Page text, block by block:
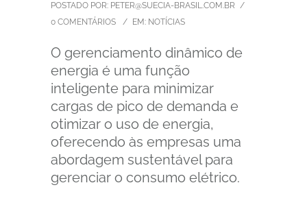
POSTADO POR: PETER@SUECIA-BRASIL.COM.BR /
0 COMENTÁRIOS
/ EM: NOTÍCIAS
O gerenciamento dinâmico de
energia é uma função
inteligente para minimizar
cargas de pico de demanda e
otimizar o uso de energia,
oferecendo às empresas uma
abordagem sustentável para
gerenciar o consumo elétrico.